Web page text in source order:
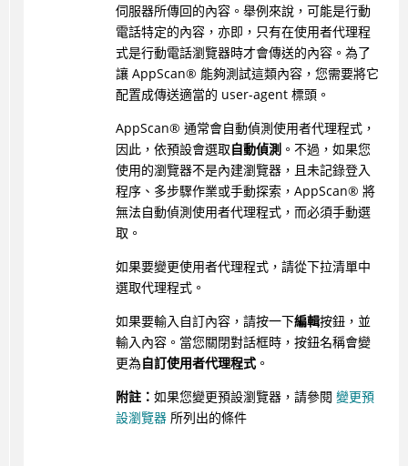
伺服器所傳回的內容。舉例來說，可能是行動
電話特定的內容，亦即，只有在使用者代理程
式是行動電話瀏覽器時才會傳送的內容。為了
讓 AppScan® 能夠測試這類內容，您需要將它
配置成傳送適當的 user-agent 標頭。
AppScan® 通常會自動偵測使用者代理程式，
因此，依預設會選取自動偵測。不過，如果您
使用的瀏覽器不是內建瀏覽器，且未記錄登入
程序、多步驟作業或手動探索， AppScan® 將
無法自動偵測使用者代理程式，而必須手動選
取。
如果要變更使用者代理程式，請從下拉清單中
選取代理程式。
如果要輸入自訂內容，請按一下編輯按鈕，並
輸入內容。當您關閉對話框時，按鈕名稱會變
更為自訂使用者代理程式。
附註： 如果您變更預設瀏覽器，請參閱 變更預
設瀏覽器所列出的條件